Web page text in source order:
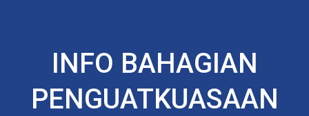
INFO BAHAGIAN
PENGUATKUASAAN